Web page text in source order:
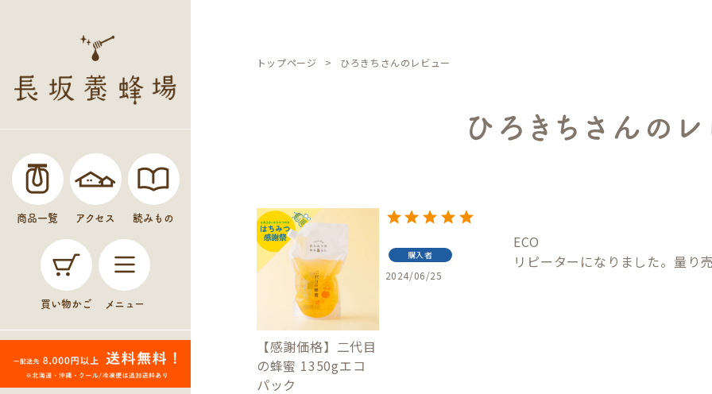
商品一覧 アクセス 読みもの
買い物かご メニュー
トップページ ひろきちさんのレビュー
ひろきちさんの
【感謝価格】二代目
の蜂蜜 1350gエコ
パック
購入者
2024/06/25
ECO
リピーターになりました。量り